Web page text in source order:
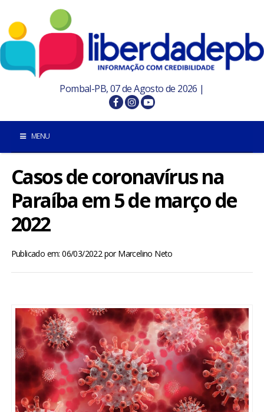
Pombal-PB, 07 de Agosto de 2026 |
MENU
INÍCIO
POMBAL E REGIÃO
BRASIL
ESPORTES
ENTRETENIMENTO
ENQUETE
Casos de coronavírus na
Paraíba em 5 de março de
2022
Publicado em: 06/03/2022porMarcelino Neto